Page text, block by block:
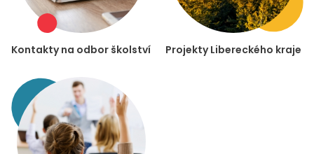
Kontakty na odbor školství Projekty Libereckého kraje